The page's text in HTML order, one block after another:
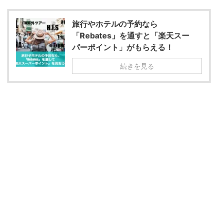
旅行やホテルの予約なら
「Rebates」を通すと「楽天スー
パーポイント」がもらえる！
続きを見る